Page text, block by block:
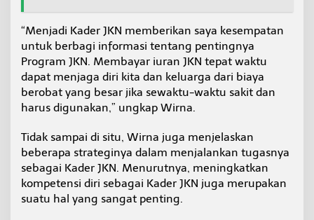
“Menjadi Kader JKN memberikan saya kesempatan
untuk berbagi informasi tentang pentingnya
Program JKN. Membayar iuran JKN tepat waktu
dapat menjaga diri kita dan keluarga dari biaya
berobat yang besar jika sewaktu-waktu sakit dan
harus digunakan,” ungkap Wirna.
Tidak sampai di situ, Wirna juga menjelaskan
beberapa strateginya dalam menjalankan tugasnya
sebagai Kader JKN. Menurutnya, meningkatkan
kompetensi diri sebagai Kader JKN juga merupakan
suatu hal yang sangat penting.